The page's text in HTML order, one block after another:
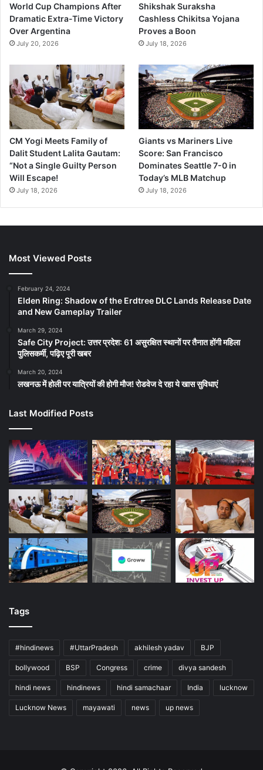
World Cup Champions After
Dramatic Extra-Time Victory
Over Argentina
July 20, 2026
Shikshak Suraksha
Cashless Chikitsa Yojana
Proves a Boon
July 18, 2026
CM Yogi Meets Family of
Dalit Student Lalita Gautam:
“Not a Single Guilty Person
Will Escape!
July 18, 2026
Giants vs Mariners Live
Score: San Francisco
Dominates Seattle 7-0 in
Today’s MLB Matchup
July 18, 2026
Most Viewed Posts
February 24, 2024
Elden Ring: Shadow of the Erdtree DLC Lands Release Date
and New Gameplay Trailer
March 29, 2024
Safe City Project: उत्तर प्रदेश: 61 असुरक्षित स्थानों पर तैनात होंगी महिला
पुलिसकर्मी, पढ़िए पूरी खबर
March 20, 2024
लखनऊ में होली पर यात्रियों की होगी मौज! रोडवेज दे रहा ये खास सुविधाएं
Last Modified Posts
Tags
#hindinews #UttarPradesh akhilesh yadav BJP
bollywood BSP Congress crime divya sandesh
hindi news hindinews hindi samachaar India lucknow
Lucknow News mayawati news up news